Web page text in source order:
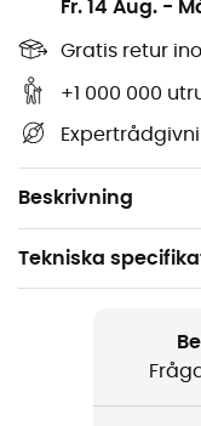
Fr. 14 Aug. -
Gratis retur
+1 000 000
Beskrivning
Egenskaper
Mått: 22 x 17 cm,
Vikt: 30 g.
Tekniska
Vandring /